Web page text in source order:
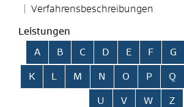
Verfahrensbeschreibungen
Leistungen
Alphabetisches Register überspringen
A B C D E F G
K L M N O P Q
U V W Z